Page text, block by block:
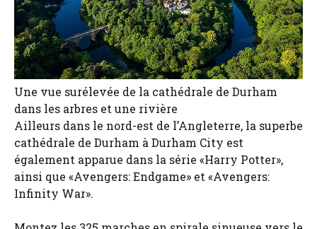
Une vue surélevée de la cathédrale de Durham
dans les arbres et une rivière
Ailleurs dans le nord-est de l’Angleterre, la superbe
cathédrale de Durham à Durham City est
également apparue dans la série «Harry Potter»,
ainsi que «Avengers: Endgame» et «Avengers:
Infinity War».